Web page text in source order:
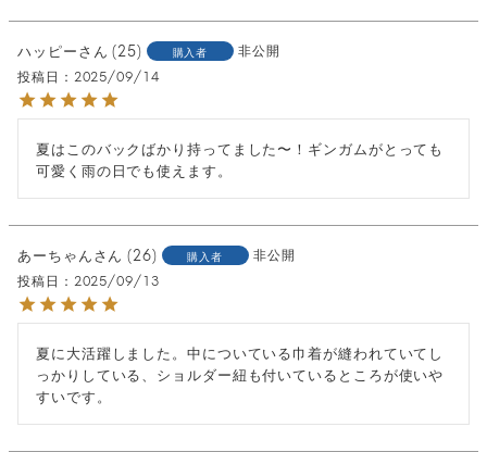
ハッピー 25 購入者
非公開
投稿日
2025/09/14
夏はこのバックばかり持ってました〜！ギンガムがとっても
可愛く雨の日でも使えます。
あーちゃん 26 購入者
非公開
投稿日
2025/09/13
夏に大活躍しました。中についている巾着が縫われていてし
っかりしている、ショルダー紐も付いているところが使いや
すいです。